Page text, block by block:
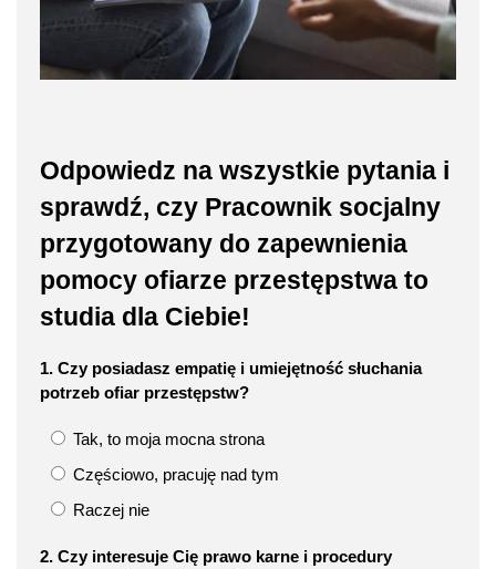
Odpowiedz na wszystkie pytania i
sprawdź, czy Pracownik socjalny
przygotowany do zapewnienia
pomocy ofiarze przestępstwa to
studia dla Ciebie!
1. Czy posiadasz empatię i umiejętność słuchania
potrzeb ofiar przestępstw?
Tak, to moja mocna strona
Częściowo, pracuję nad tym
Raczej nie
2. Czy interesuje Cię prawo karne i procedury